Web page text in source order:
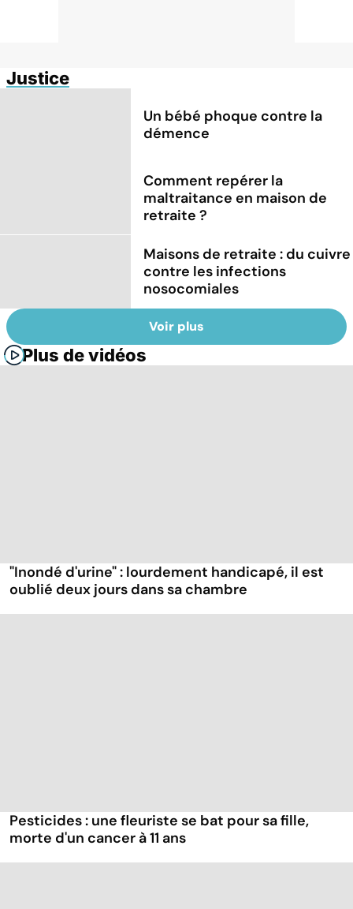
Justice
Un bébé phoque contre la
démence
Comment repérer la
maltraitance en maison de
retraite ?
Maisons de retraite : du cuivre
contre les infections
nosocomiales
Voir plus
Plus de vidéos
"Inondé d'urine" : lourdement handicapé, il est
oublié deux jours dans sa chambre
Pesticides : une fleuriste se bat pour sa fille,
morte d'un cancer à 11 ans